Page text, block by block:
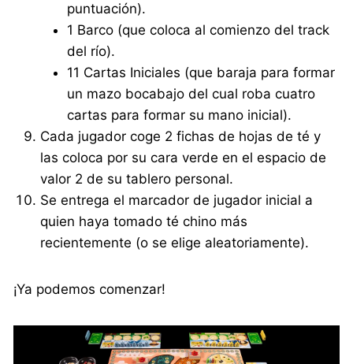
puntuación).
1 Barco (que coloca al comienzo del track
del río).
11 Cartas Iniciales (que baraja para formar
un mazo bocabajo del cual roba cuatro
cartas para formar su mano inicial).
Cada jugador coge 2 fichas de hojas de té y
las coloca por su cara verde en el espacio de
valor 2 de su tablero personal.
Se entrega el marcador de jugador inicial a
quien haya tomado té chino más
recientemente (o se elige aleatoriamente).
¡Ya podemos comenzar!